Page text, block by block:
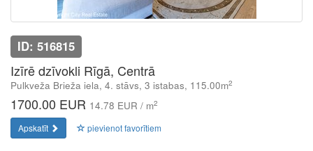
ID: 516815
Izīrē dzīvokli Rīgā, Centrā
Pulkveža Brieža iela, 4. stāvs, 3 istabas, 115.00m2
1700.00 EUR 14.78 EUR / m2
Apskatīt pievienot favorītiem